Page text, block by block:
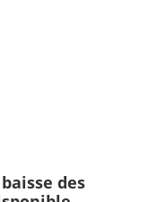
des